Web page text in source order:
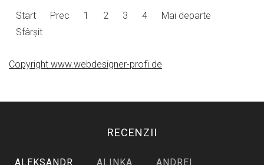
Start Prec 1 2 3 4
Mai departe
Sfârșit
Copyright www.webdesigner-profi.de
RECENZII
ALEKSANDR ALINKA ANDREI